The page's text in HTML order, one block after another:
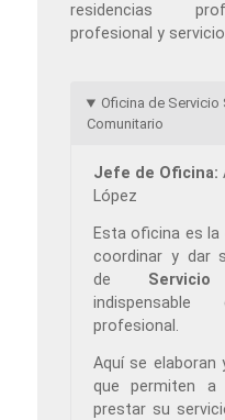
residencias
profesional y
Oficina de Servicio
Comunitario
Jefe de Oficina:
López
Esta oficina es la
coordinar y dar
de
profesional.
Aquí se elaboran
que permiten
prestar su